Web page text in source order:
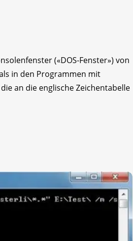
(«DOS-Fenster») von
in den Programmen mit
an die englische Zeichentabelle